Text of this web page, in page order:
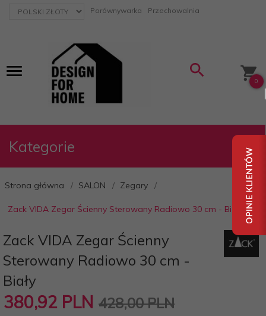
currency_h Porównywarka Przechowalnia
0
Kategorie
Strona główna SALON Zegary
Zack VIDA Zegar Ścienny Sterowany Radiowo 30 cm - Biały
Zack VIDA Zegar Ścienny
Sterowany Radiowo 30 cm -
Biały
380,92 PLN 428,00 PLN